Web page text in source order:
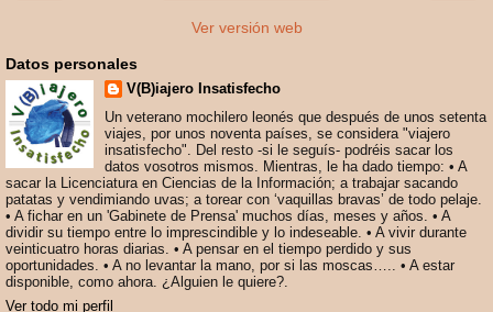
Ver versión web
Datos personales
V(B)iajero Insatisfecho
Un veterano mochilero leonés que después de unos setenta
viajes, por unos noventa países, se considera "viajero
insatisfecho". Del resto -si le seguís- podréis sacar los
datos vosotros mismos. Mientras, le ha dado tiempo: • A
sacar la Licenciatura en Ciencias de la Información; a trabajar sacando
patatas y vendimiando uvas; a torear con ‘vaquillas bravas’ de todo pelaje.
• A fichar en un 'Gabinete de Prensa' muchos días, meses y años. • A
dividir su tiempo entre lo imprescindible y lo indeseable. • A vivir durante
veinticuatro horas diarias. • A pensar en el tiempo perdido y sus
oportunidades. • A no levantar la mano, por si las moscas….. • A estar
disponible, como ahora. ¿Alguien le quiere?.
Ver todo mi perfil